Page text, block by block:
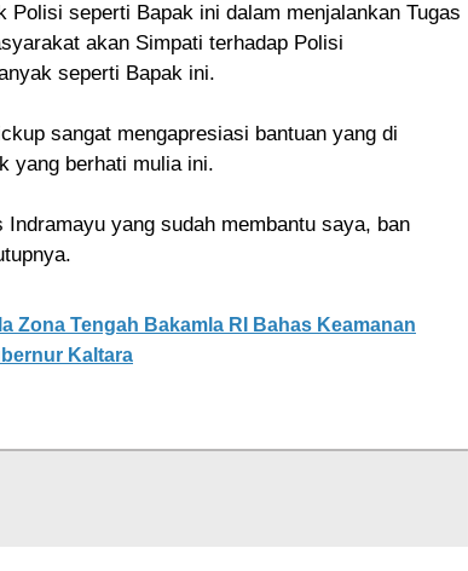
Polisi seperti Bapak ini dalam menjalankan Tugas
akan Simpati terhadap Polisi
seperti Bapak ini.
sangat mengapresiasi bantuan yang di
yang berhati mulia ini.
Indramayu yang sudah membantu saya, ban
Zona Tengah Bakamla RI Bahas Keamanan
Kaltara